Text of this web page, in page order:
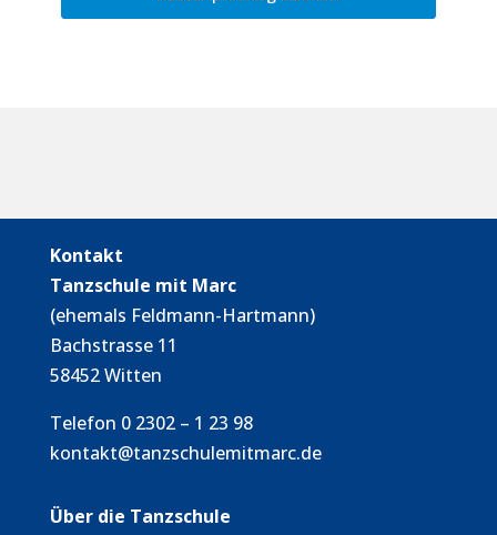
Kontakt
Tanzschule mit Marc
(ehemals Feldmann-Hartmann)
Bachstrasse 11
58452 Witten
Telefon 0 2302 – 1 23 98
kontakt@tanzschulemitmarc.de
Über die Tanzschule